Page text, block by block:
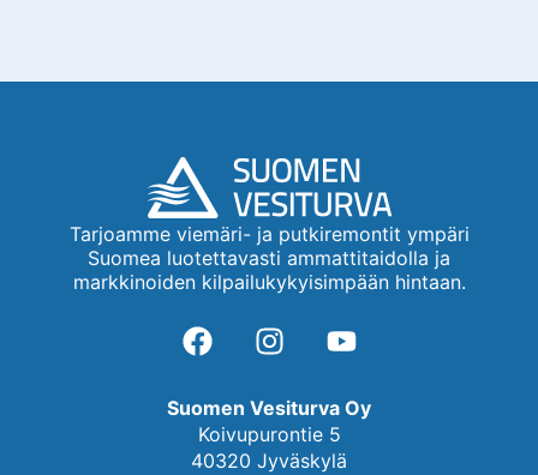
Tarjoamme viemäri- ja putkiremontit ympäri
Suomea luotettavasti ammattitaidolla ja
markkinoiden kilpailukykyisimpään hintaan.
Suomen Vesiturva Oy
Koivupurontie 5
40320 Jyväskylä